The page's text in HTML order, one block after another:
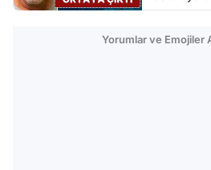
Yorumlar ve Emojiler